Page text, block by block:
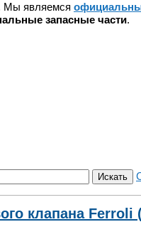
Мы являемся
запасные части.
клапана Ferroli